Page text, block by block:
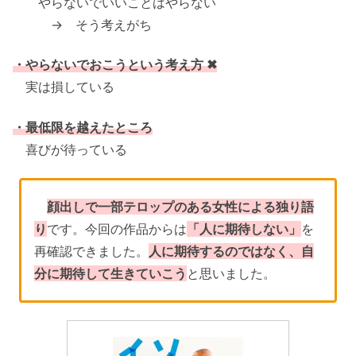
→ そう考えがち
・やらないでおこうという考え方 ✖
実は損している
・最低限を越えたところ
喜びが待っている
顔出しで一部テロップのある女性による独り語
り です。今回の作品からは 「人に期待しない」 を
再確認できました。 人に期待するのではなく、自
分に期待して生きていこう と思いました。